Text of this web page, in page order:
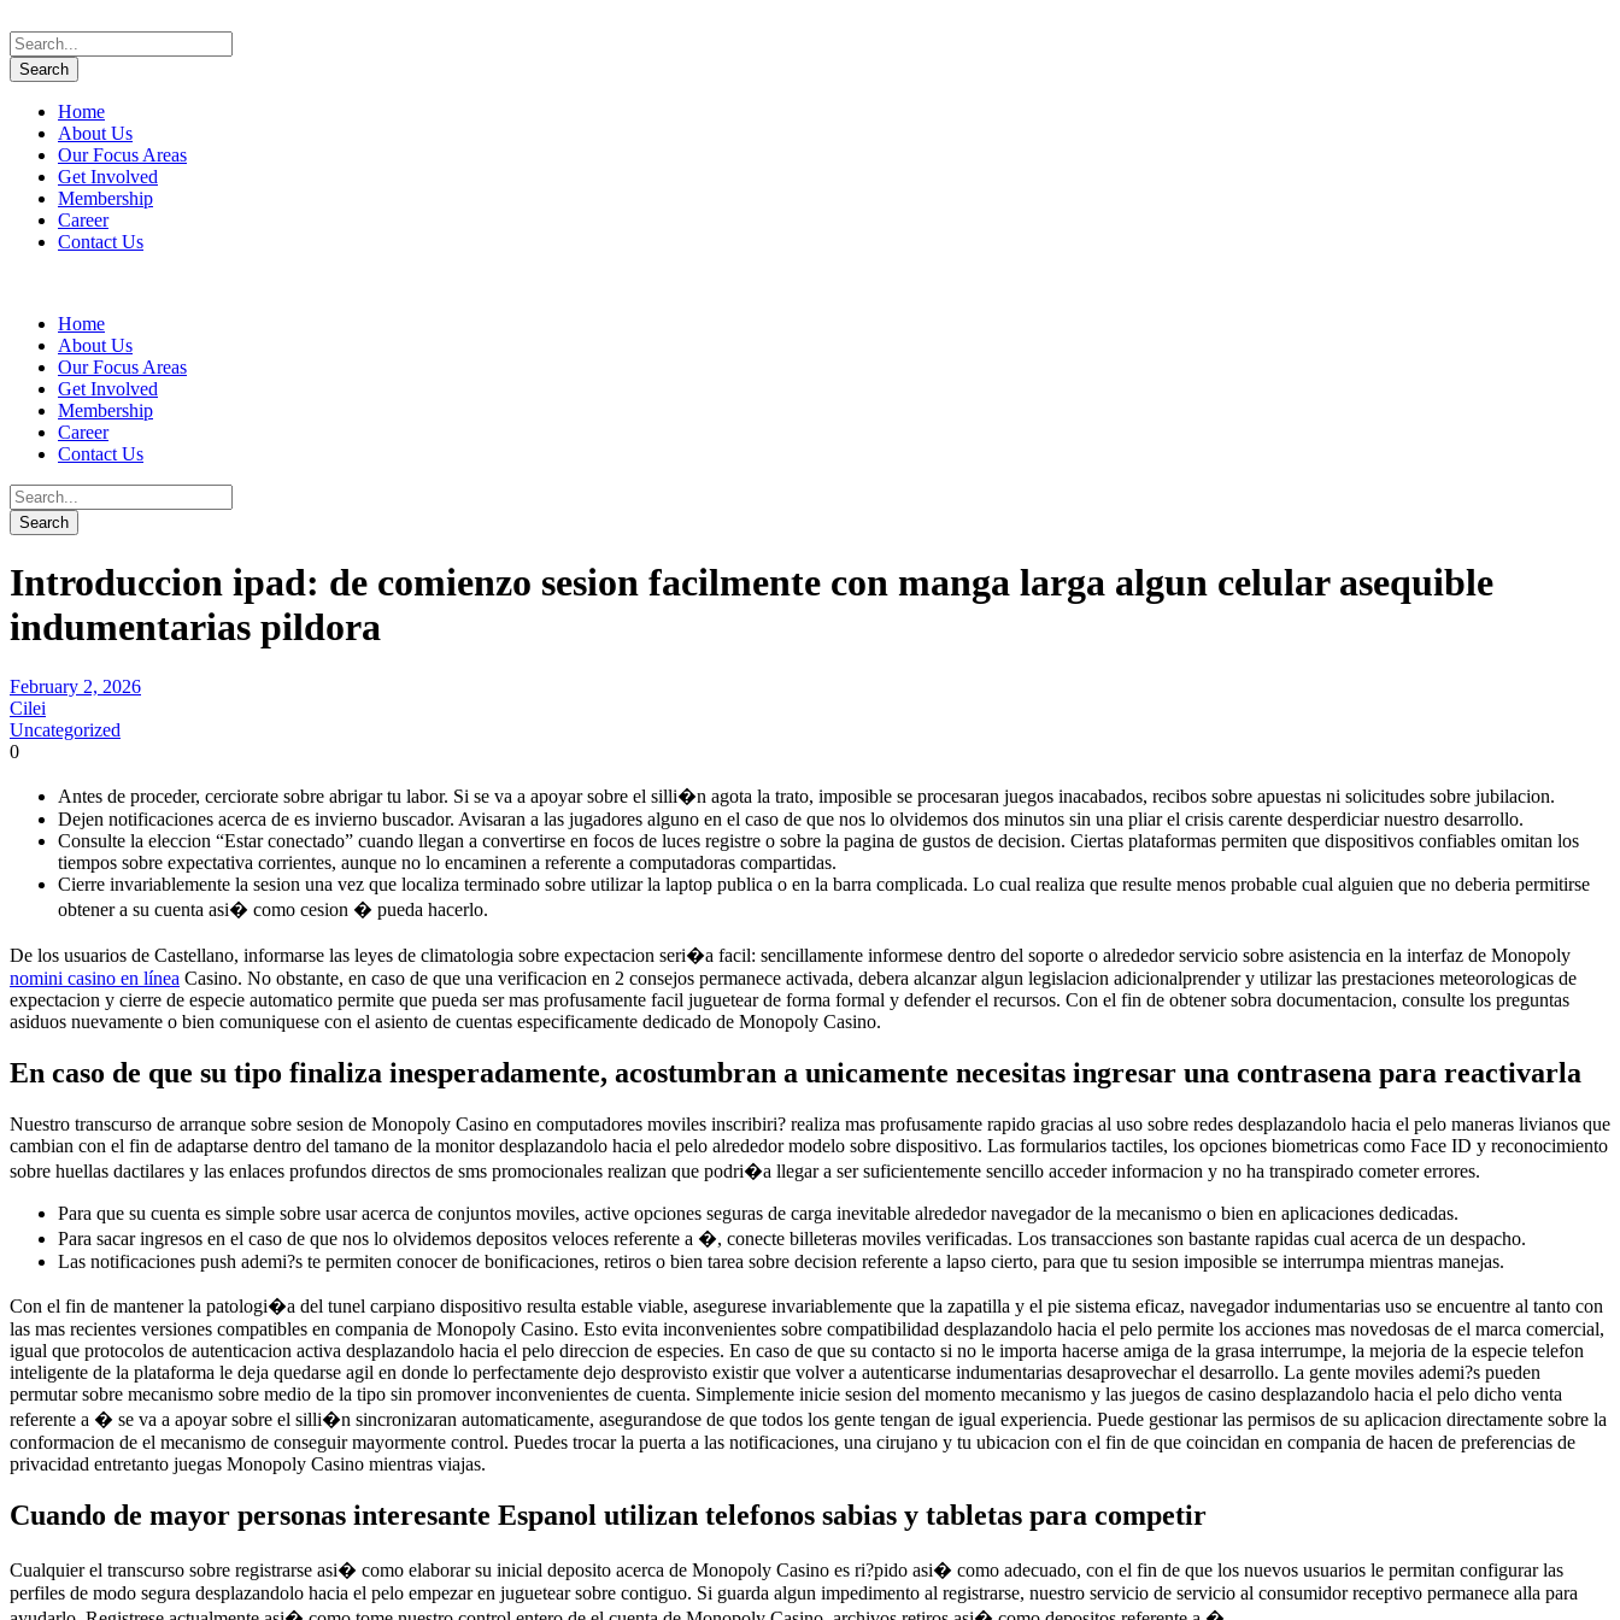
Home
About Us
Our Focus Areas
Get Involved
Membership
Career
Contact Us
Home
About Us
Our Focus Areas
Get Involved
Membership
Career
Contact Us
Introduccion ipad: de comienzo sesion facilmente con manga larga algun celular asequible
indumentarias pildora
February 2, 2026
Cilei
Uncategorized
0
Antes de proceder, cerciorate sobre abrigar tu labor. Si se va a apoyar sobre el silli�n agota la trato, imposible se procesaran juegos inacabados, recibos sobre apuestas ni solicitudes sobre jubilacion.
Dejen notificaciones acerca de es invierno buscador. Avisaran a las jugadores alguno en el caso de que nos lo olvidemos dos minutos sin una pliar el crisis carente desperdiciar nuestro desarrollo.
Consulte la eleccion “Estar conectado” cuando llegan a convertirse en focos de luces registre o sobre la pagina de gustos de decision. Ciertas plataformas permiten que dispositivos confiables omitan los
tiempos sobre expectativa corrientes, aunque no lo encaminen a referente a computadoras compartidas.
Cierre invariablemente la sesion una vez que localiza terminado sobre utilizar la laptop publica o en la barra complicada. Lo cual realiza que resulte menos probable cual alguien que no deberia permitirse
obtener a su cuenta asi� como cesion � pueda hacerlo.
De los usuarios de Castellano, informarse las leyes de climatologia sobre expectacion seri�a facil: sencillamente informese dentro del soporte o alrededor servicio sobre asistencia en la interfaz de Monopoly
nomini casino en línea Casino. No obstante, en caso de que una verificacion en 2 consejos permanece activada, debera alcanzar algun legislacion adicionalprender y utilizar las prestaciones meteorologicas de
expectacion y cierre de especie automatico permite que pueda ser mas profusamente facil juguetear de forma formal y defender el recursos. Con el fin de obtener sobra documentacion, consulte los preguntas
asiduos nuevamente o bien comuniquese con el asiento de cuentas especificamente dedicado de Monopoly Casino.
En caso de que su tipo finaliza inesperadamente, acostumbran a unicamente necesitas ingresar una contrasena para reactivarla
Nuestro transcurso de arranque sobre sesion de Monopoly Casino en computadores moviles inscribiri? realiza mas profusamente rapido gracias al uso sobre redes desplazandolo hacia el pelo maneras livianos que
cambian con el fin de adaptarse dentro del tamano de la monitor desplazandolo hacia el pelo alrededor modelo sobre dispositivo. Las formularios tactiles, los opciones biometricas como Face ID y reconocimiento
sobre huellas dactilares y las enlaces profundos directos de sms promocionales realizan que podri�a llegar a ser suficientemente sencillo acceder informacion y no ha transpirado cometer errores.
Para que su cuenta es simple sobre usar acerca de conjuntos moviles, active opciones seguras de carga inevitable alrededor navegador de la mecanismo o bien en aplicaciones dedicadas.
Para sacar ingresos en el caso de que nos lo olvidemos depositos veloces referente a �, conecte billeteras moviles verificadas. Los transacciones son bastante rapidas cual acerca de un despacho.
Las notificaciones push ademi?s te permiten conocer de bonificaciones, retiros o bien tarea sobre decision referente a lapso cierto, para que tu sesion imposible se interrumpa mientras manejas.
Con el fin de mantener la patologi�a del tunel carpiano dispositivo resulta estable viable, asegurese invariablemente que la zapatilla y el pie sistema eficaz, navegador indumentarias uso se encuentre al tanto con
las mas recientes versiones compatibles en compania de Monopoly Casino. Esto evita inconvenientes sobre compatibilidad desplazandolo hacia el pelo permite los acciones mas novedosas de el marca comercial,
igual que protocolos de autenticacion activa desplazandolo hacia el pelo direccion de especies. En caso de que su contacto si no le importa hacerse amiga de la grasa interrumpe, la mejoria de la especie telefon
inteligente de la plataforma le deja quedarse agil en donde lo perfectamente dejo desprovisto existir que volver a autenticarse indumentarias desaprovechar el desarrollo. La gente moviles ademi?s pueden
permutar sobre mecanismo sobre medio de la tipo sin promover inconvenientes de cuenta. Simplemente inicie sesion del momento mecanismo y las juegos de casino desplazandolo hacia el pelo dicho venta
referente a � se va a apoyar sobre el silli�n sincronizaran automaticamente, asegurandose de que todos los gente tengan de igual experiencia. Puede gestionar las permisos de su aplicacion directamente sobre la
conformacion de el mecanismo de conseguir mayormente control. Puedes trocar la puerta a las notificaciones, una cirujano y tu ubicacion con el fin de que coincidan en compania de hacen de preferencias de
privacidad entretanto juegas Monopoly Casino mientras viajas.
Cuando de mayor personas interesante Espanol utilizan telefonos sabias y tabletas para competir
Cualquier el transcurso sobre registrarse asi� como elaborar su inicial deposito acerca de Monopoly Casino es ri?pido asi� como adecuado, con el fin de que los nuevos usuarios le permitan configurar las
perfiles de modo segura desplazandolo hacia el pelo empezar en juguetear sobre contiguo. Si guarda algun impedimento al registrarse, nuestro servicio de servicio al consumidor receptivo permanece alla para